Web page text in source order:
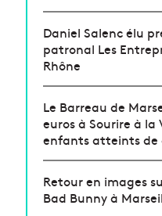
Daniel Salenc élu
patronal Les
Rhône
Le Barreau de
euros à Sourire à la
enfants atteints de
Retour en images
Bad Bunny à